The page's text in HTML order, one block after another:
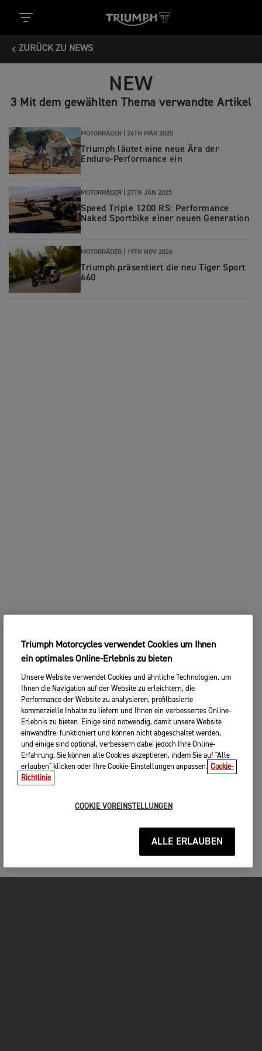
ZURÜCK ZU NEWS
NEW
3 Mit dem gewählten Thema verwandte Artikel
MOTORRÄDER | 26TH MÄR 2025
Triumph läutet eine neue Ära der
Enduro-Performance ein
MOTORRÄDER | 27TH JÄN 2025
Speed Triple 1200 RS: Performance
Naked Sportbike einer neuen Generation
MOTORRÄDER | 19TH NOV 2024
Triumph präsentiert die neu Tiger Sport
660
Triumph Motorcycles verwendet Cookies um Ihnen
ein optimales Online-Erlebnis zu bieten
Unsere Website verwendet Cookies und ähnliche Technologien, um
Ihnen die Navigation auf der Website zu erleichtern, die
Performance der Website zu analysieren, profilbasierte
kommerzielle Inhalte zu liefern und Ihnen ein verbessertes Online-
Erlebnis zu bieten. Einige sind notwendig, damit unsere Website
einwandfrei funktioniert und können nicht abgeschaltet werden,
und einige sind optional, verbessern dabei jedoch Ihre Online-
Erfahrung. Sie können alle Cookies akzeptieren, indem Sie auf "Alle
erlauben" klicken oder Ihre Cookie-Einstellungen anpassen. Cookie-
Richtlinie
COOKIE VOREINSTELLUNGEN
ALLE ERLAUBEN